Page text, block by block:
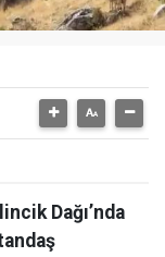
Dağı’nda